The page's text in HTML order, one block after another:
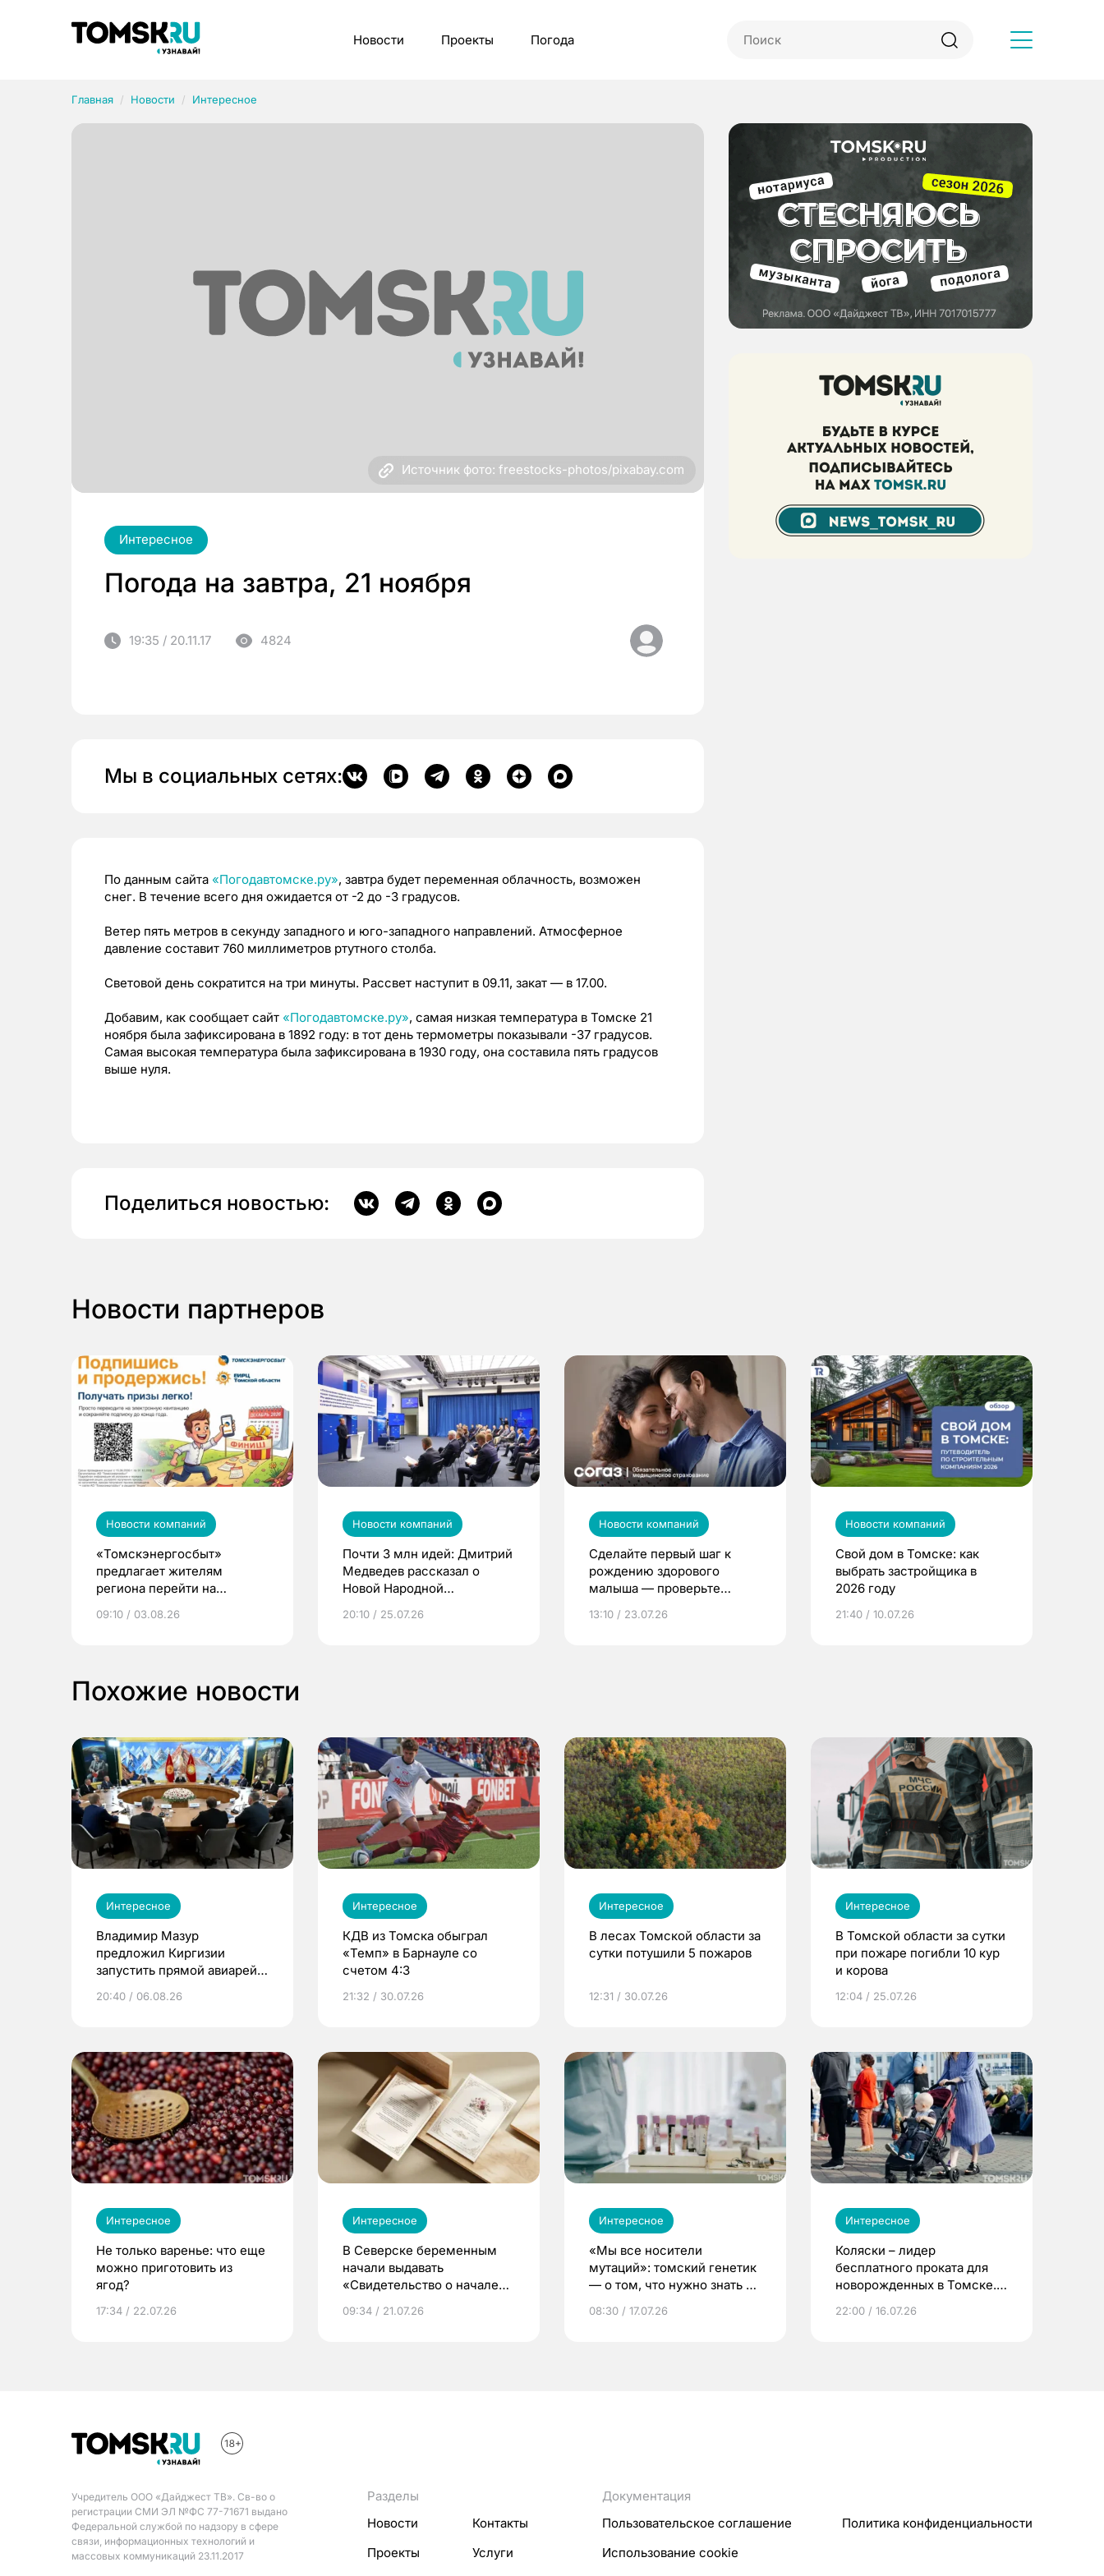
Новости Проекты Погода
Главная Новости Интересное
Источник фото: freestocks-photos/pixabay.com
Интересное
Погода на завтра, 21 ноября
19:35 / 20.11.17 4824
Мы в социальных сетях:
По данным сайта «Погодавтомске.ру», завтра будет переменная облачность, возможен
снег. В течение всего дня ожидается от -2 до -3 градусов.
Ветер пять метров в секунду западного и юго-западного направлений. Атмосферное
давление составит 760 миллиметров ртутного столба.
Световой день сократится на три минуты. Рассвет наступит в 09.11, закат — в 17.00.
Добавим, как сообщает сайт «Погодавтомске.ру», самая низкая температура в Томске 21
ноября была зафиксирована в 1892 году: в тот день термометры показывали -37 градусов.
Самая высокая температура была зафиксирована в 1930 году, она составила пять градусов
выше нуля.
Поделиться новостью:
Новости партнеров
Новости компаний
«Томскэнергосбыт»
предлагает жителям
региона перейти на
выиграть призы
09:10 / 03.08.26
Новости компаний
Почти 3 млн идей: Дмитрий
Медведев рассказал о
Новой Народной
20:10 / 25.07.26
Новости компаний
Сделайте первый шаг к
рождению здорового
малыша — проверьте
по ОМС!
13:10 / 23.07.26
Новости компаний
Свой дом в Томске: как
выбрать застройщика в
2026 году
21:40 / 10.07.26
Похожие новости
Интересное
Владимир Мазур
предложил Киргизии
запустить прямой авиарейс
20:40 / 06.08.26
Интересное
КДВ из Томска обыграл
«Темп» в Барнауле со
счетом 4:3
21:32 / 30.07.26
Интересное
В лесах Томской области за
сутки потушили 5 пожаров
12:31 / 30.07.26
Интересное
В Томской области за сутки
при пожаре погибли 10 кур
и корова
12:04 / 25.07.26
Интересное
Не только варенье: что еще
можно приготовить из
ягод?
17:34 / 22.07.26
Интересное
В Северске беременным
начали выдавать
«Свидетельство о начале
09:34 / 21.07.26
Интересное
«Мы все носители
мутаций»: томский генетик
— о том, что нужно знать до
08:30 / 17.07.26
Интересное
Коляски – лидер
бесплатного проката для
новорожденных в Томске.
22:00 / 16.07.26
Учредитель ООО «Дайджест ТВ». Св-во о
регистрации СМИ ЭЛ №ФС 77-71671 выдано
Федеральной службой по надзору в сфере
связи, информационных технологий и
массовых коммуникаций 23.11.2017
Разделы
Новости
Контакты
Проекты
Услуги
Документация
Пользовательское соглашение
Политика конфиденциальности
Использование cookie
Рубрики